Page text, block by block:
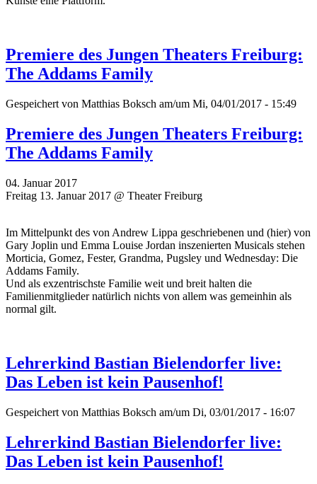
Premiere des Jungen Theaters Freiburg:
The Addams Family
Gespeichert von Matthias Boksch am/um Mi, 04/01/2017 - 15:49
Premiere des Jungen Theaters Freiburg:
The Addams Family
04. Januar 2017
Freitag 13. Januar 2017 @ Theater Freiburg
Im Mittelpunkt des von Andrew Lippa geschriebenen und (hier) von
Gary Joplin und Emma Louise Jordan inszenierten Musicals stehen
Morticia, Gomez, Fester, Grandma, Pugsley und Wednesday: Die
Addams Family.
Und als exzentrischste Familie weit und breit halten die
Familienmitglieder natürlich nichts von allem was gemeinhin als
normal gilt.
Lehrerkind Bastian Bielendorfer live:
Das Leben ist kein Pausenhof!
Gespeichert von Matthias Boksch am/um Di, 03/01/2017 - 16:07
Lehrerkind Bastian Bielendorfer live:
Das Leben ist kein Pausenhof!